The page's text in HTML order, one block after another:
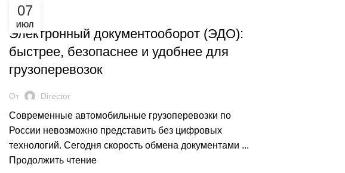
07
ИЮЛ
БЛОГ
Электронный документооборот (ЭДО):
быстрее, безопаснее и удобнее для
грузоперевозок
От Director
Современные автомобильные грузоперевозки по
России невозможно представить без цифровых
технологий. Сегодня скорость обмена документами ...
Продолжить чтение